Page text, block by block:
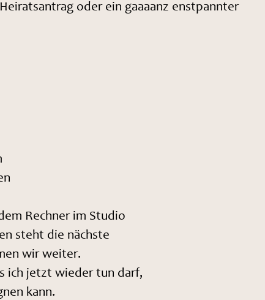
oder ein gaaaanz enstpannter
Rechner im Studio
steht die nächste
wir weiter.
ich jetzt wieder tun darf,
kann.